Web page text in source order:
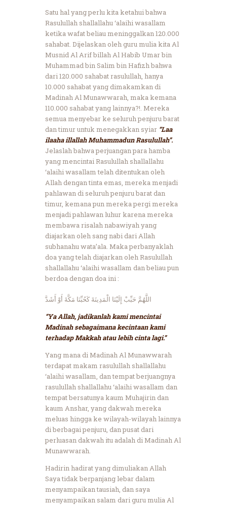
Satu hal yang perlu kita ketahui bahwa
Rasulullah shallallahu ‘alaihi wasallam
ketika wafat beliau meninggalkan 120.000
sahabat. Dijelaskan oleh guru mulia kita Al
Musnid Al Arif billah Al Habib Umar bin
Muhammad bin Salim bin Hafizh bahwa
dari 120.000 sahabat rasulullah, hanya
10.000 sahabat yang dimakamkan di
Madinah Al Munawwarah, maka kemana
110.000 sahabat yang lainnya?!. Mereka
semua menyebar ke seluruh penjuru barat
dan timur untuk menegakkan syiar “Laa
ilaaha illallah Muhammadun Rasulullah”.
Jelaslah bahwa perjuangan para hamba
yang mencintai Rasulullah shallallahu
‘alaihi wasallam telah ditentukan oleh
Allah dengan tinta emas, mereka menjadi
pahlawan di seluruh penjuru barat dan
timur, kemana pun mereka pergi mereka
menjadi pahlawan luhur karena mereka
membawa risalah nabawiyah yang
diajarkan oleh sang nabi dari Allah
subhanahu wata’ala. Maka perbanyaklah
doa yang telah diajarkan oleh Rasulullah
shallallahu ‘alaihi wasallam dan beliau pun
berdoa dengan doa ini :
اللَّهُمَّ حَبِّبْ إِلَيْنَا الْمَدِينَةَ كَحُبِّنَا مَكَّةَ أَوْ أَشَدَّ
“Ya Allah, jadikanlah kami mencintai
Madinah sebagaimana kecintaan kami
terhadap Makkah atau lebih cinta lagi.”
Yang mana di Madinah Al Munawwarah
terdapat makam rasulullah shallallahu
‘alaihi wasallam, dan tempat berjuangnya
rasulullah shallallahu ‘alaihi wasallam dan
tempat bersatunya kaum Muhajirin dan
kaum Anshar, yang dakwah mereka
meluas hingga ke wilayah-wilayah lainnya
di berbagai penjuru, dan pusat dari
perluasan dakwah itu adalah di Madinah Al
Munawwarah.
Hadirin hadirat yang dimuliakan Allah
Saya tidak berpanjang lebar dalam
menyampaikan tausiah, dan saya
menyampaikan salam dari guru mulia Al